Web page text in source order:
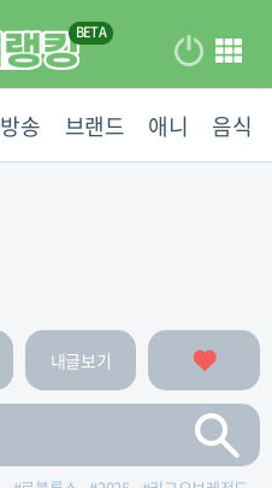
방송 브랜드 애니 음식
내글보기